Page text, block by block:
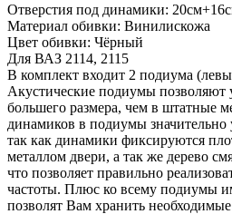
Отверстия под динамики:
Материал обивки: Винилискожа
Цвет обивки: Чёрный
Для ВАЗ 2114, 2115
В комплект входит 2 подиума
Акустические подиумы позволяют
большего размера, чем в штатные
динамиков в подиумы значительно
так как динамики фиксируются
металлом двери, а так же дерево
что позволяет правильно
частоты. Плюс ко всему подиумы
позволят Вам хранить